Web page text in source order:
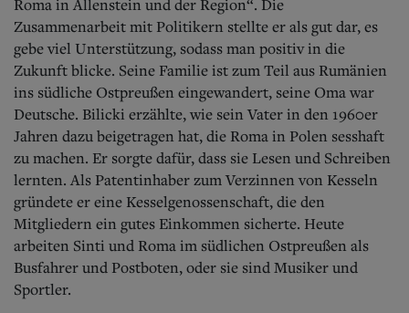
Roma in Allenstein und der Region“. Die
Zusammenarbeit mit Politikern stellte er als gut dar, es
gebe viel Unterstützung, sodass man positiv in die
Zukunft blicke. Seine Familie ist zum Teil aus Rumänien
ins südliche Ostpreußen eingewandert, seine Oma war
Deutsche. Bilicki erzählte, wie sein Vater in den 1960er
Jahren dazu beigetragen hat, die Roma in Polen sesshaft
zu machen. Er sorgte dafür, dass sie Lesen und Schreiben
lernten. Als Patentinhaber zum Verzinnen von Kesseln
gründete er eine Kesselgenossenschaft, die den
Mitgliedern ein gutes Einkommen sicherte. Heute
arbeiten Sinti und Roma im südlichen Ostpreußen als
Busfahrer und Postboten, oder sie sind Musiker und
Sportler.